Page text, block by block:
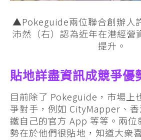
▲Pokeguide兩位聯合創辦人
沛然（右）認為近年在港經營
提升。
貼地詳盡資訊成競爭優
目前除了 Pokeguide，市場上
爭對手，例如 CityMapper、
鐵自己的官方 App 等等。兩位
勢在於他們很貼地，知道大衆